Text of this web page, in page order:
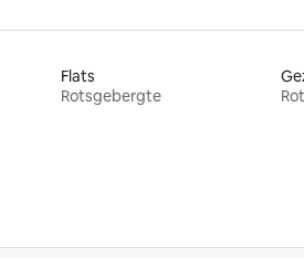
Flats
Rotsgebergte